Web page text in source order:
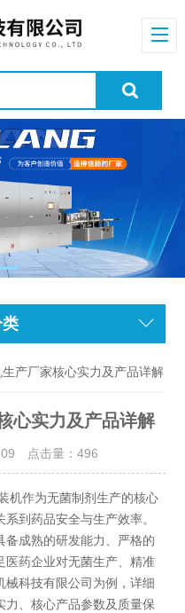
产厂家核心实力及产品详解
心实力及产品详解
点击量： 496
作为无菌制剂生产的核心
到药品安全与生产效率。
备成熟的研发能力、严格的
医药企业对无菌生产、精准
械科技有限公司为例，详细
力、核心产品参数及质量保